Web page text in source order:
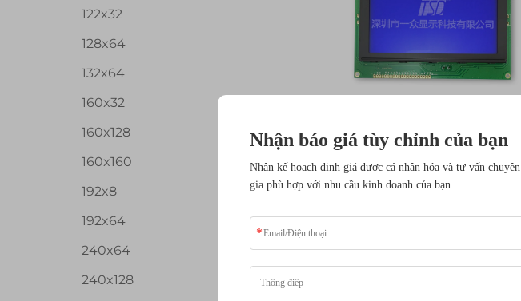
122x32
128x64
132x64
160x32
160x128
160x160
192x8
192x64
240x64
240x128
màn hình COB 240x128 điểm
3,3v STN-xanh dương 240*128
Mô-đun màn hình LCD đơn
Nhận báo giá tùy chỉnh của bạn
Nhận kế hoạch định giá được cá nhân hóa và tư vấn chuyên
gia phù hợp với nhu cầu kinh doanh của bạn.